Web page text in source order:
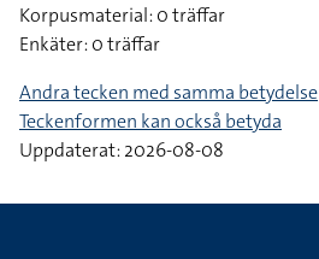
Korpusmaterial: 0 träffar
Enkäter: 0 träffar
Andra tecken med samma betydelse
Teckenformen kan också betyda
Uppdaterat: 2026-08-08